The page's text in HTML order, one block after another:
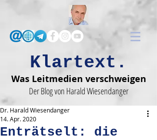
Klartext.
Was Leitmedien verschweigen
Der Blog von Harald Wiesendanger
Enträtselt: die
Dr. Harald Wiesendanger
14. Apr. 2020